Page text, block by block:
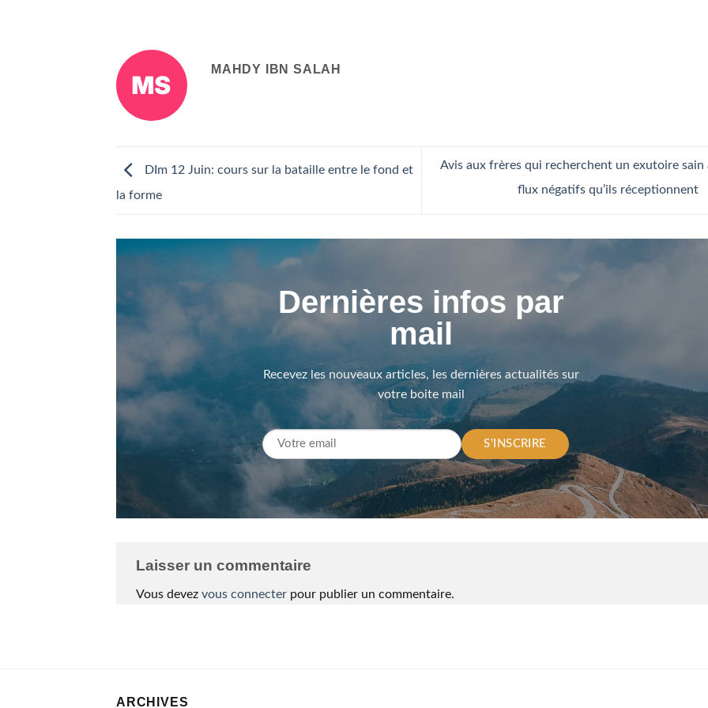
MAHDY IBN SALAH
DIm 12 Juin: cours sur la bataille entre le fond et
la forme
Avis aux frères qui recherchent un exutoire sain
flux négatifs qu’ils réceptionnent
Dernières infos par
mail
Recevez les nouveaux articles, les dernières actualités sur
votre boite mail
S'INSCRIRE
Laisser un commentaire
Vous devez vous connecter pour publier un commentaire.
ARCHIVES